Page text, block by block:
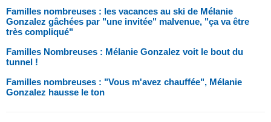
Familles nombreuses : les vacances au ski de Mélanie
Gonzalez gâchées par "une invitée" malvenue, "ça va être
très compliqué"
Familles Nombreuses : Mélanie Gonzalez voit le bout du
tunnel !
Familles nombreuses : "Vous m'avez chauffée", Mélanie
Gonzalez hausse le ton